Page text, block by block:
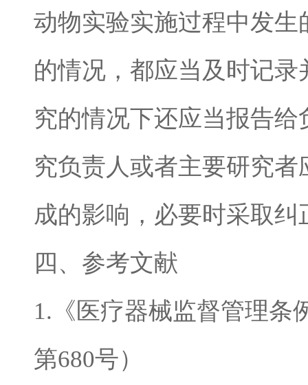
动物实验实施过程中发
的情况，都应当及时记
究的情况下还应当报告
究负责人或者主要研究
成的影响，必要时采取纠
四、参考文献
1. 《医疗器械监督管理
第680号）